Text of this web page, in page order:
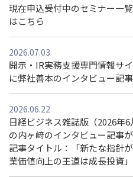
現在申込受付中のセミナー一覧
はこちら
2026.07.03
開示・IR実務支援専門情報サ
に弊社善本のインタビュー記
2026.06.22
日経ビジネス雑誌版（2026年
の内ヶ﨑のインタビュー記事
記事タイトル：「新たな指針
業価値向上の王道は成長投資」